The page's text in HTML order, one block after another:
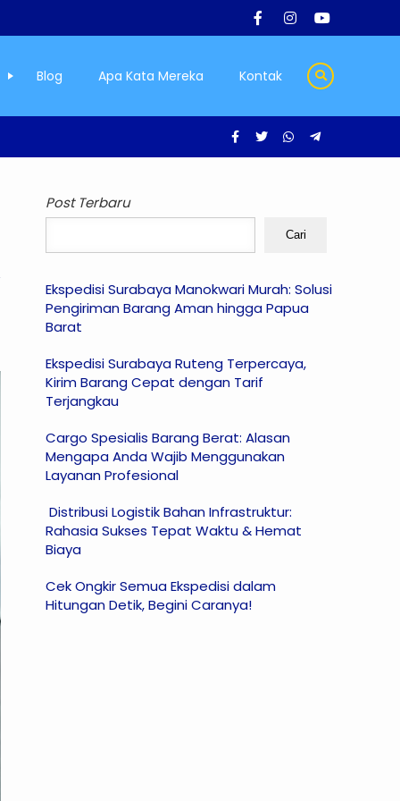
Blog Apa Kata Mereka
Kontak
Post Terbaru
Cari
Ekspedisi Surabaya Manokwari Murah: Solusi
Pengiriman Barang Aman hingga Papua
Barat
Ekspedisi Surabaya Ruteng Terpercaya,
Kirim Barang Cepat dengan Tarif
Terjangkau
Cargo Spesialis Barang Berat: Alasan
Mengapa Anda Wajib Menggunakan
Layanan Profesional
Distribusi Logistik Bahan Infrastruktur:
Rahasia Sukses Tepat Waktu & Hemat
Biaya
Cek Ongkir Semua Ekspedisi dalam
Hitungan Detik, Begini Caranya!